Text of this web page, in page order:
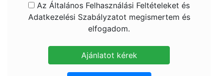
Az Általános Felhasználási Feltételeket és
Adatkezelési Szabályzatot megismertem és
elfogadom.